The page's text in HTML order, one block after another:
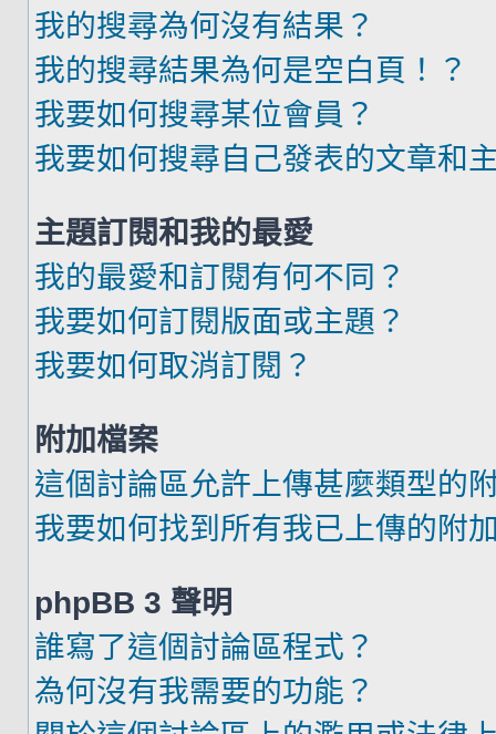
我的搜尋為何沒有結果？
我的搜尋結果為何是空白頁！？
我要如何搜尋某位會員？
我要如何搜尋自己發表的文章和
主題訂閱和我的最愛
我的最愛和訂閱有何不同？
我要如何訂閱版面或主題？
我要如何取消訂閱？
附加檔案
這個討論區允許上傳甚麼類型的
我要如何找到所有我已上傳的附
phpBB 3 聲明
誰寫了這個討論區程式？
為何沒有我需要的功能？